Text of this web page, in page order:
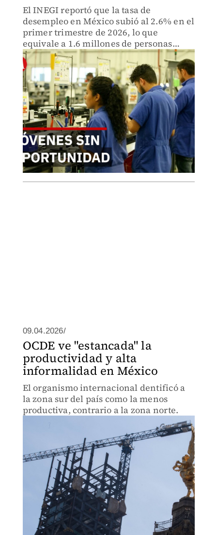
El INEGI reportó que la tasa de
desempleo en México subió al 2.6% en el
primer trimestre de 2026, lo que
equivale a 1.6 millones de personas
desocupadas, afectando principalmente
al grupo de 25 a 44 años.
09.04.2026/
OCDE ve "estancada" la
productividad y alta
informalidad en México
El organismo internacional dentificó a
la zona sur del país como la menos
productiva, contrario a la zona norte.